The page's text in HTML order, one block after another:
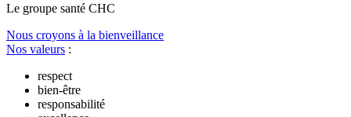
Le groupe santé CHC
Nous croyons à la bienveillance
Nos valeurs :
respect
bien-être
responsabilité